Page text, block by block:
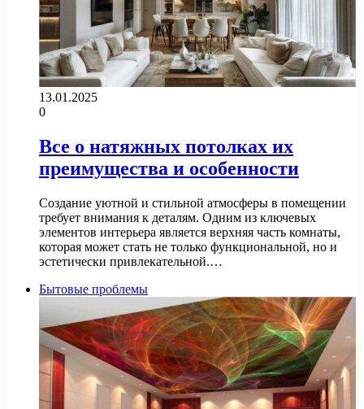
13.01.2025
0
Все о натяжных потолках их
преимущества и особенности
Создание уютной и стильной атмосферы в помещении
требует внимания к деталям. Одним из ключевых
элементов интерьера является верхняя часть комнаты,
которая может стать не только функциональной, но и
эстетически привлекательной.…
Бытовые проблемы